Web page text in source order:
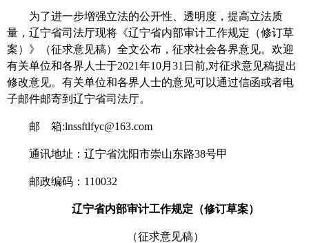
为了进一步增强立法的公开性、透明度，提高立法质
量，辽宁省司法厅现将《辽宁省内部审计工作规定（修订草
案）》（征求意见稿）全文公布，征求社会各界意见。欢迎
有关单位和各界人士于2021年10月31日前,对征求意见稿提出
修改意见。有关单位和各界人士的意见可以通过信函或者电
子邮件邮寄到辽宁省司法厅。
邮 箱:lnssftlfyc@163.com
通讯地址：辽宁省沈阳市崇山东路38号甲
邮政编码：110032
辽宁省内部审计工作规定（修订草案）
（征求意见稿）